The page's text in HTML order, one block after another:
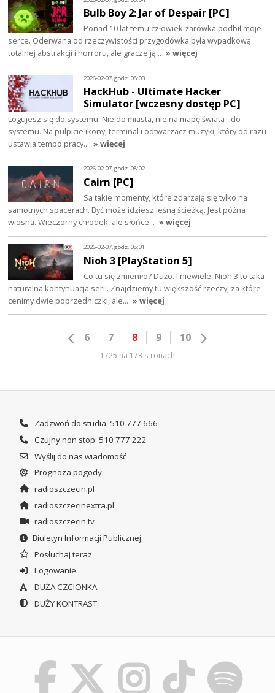
Bulb Boy 2: Jar of Despair [PC]
Ponad 10 lat temu człowiek-żarówka podbił moje
serce. Oderwana od rzeczywistości przygodówka była wypadkową
totalnej abstrakcji i horroru, ale gracze ją… » więcej
2026-02-07, godz. 08:03
HackHub - Ultimate Hacker
Simulator [wczesny dostęp PC]
Logujesz się do systemu. Nie do miasta, nie na mapę świata - do
systemu. Na pulpicie ikony, terminal i odtwarzacz muzyki, który od razu
ustawia tempo pracy… » więcej
2026-02-07, godz. 08:02
Cairn [PC]
Są takie momenty, które zdarzają się tylko na
samotnych spacerach. Być może idziesz leśną ścieżką. Jest późna
wiosna. Wieczorny chłodek, ale słońce… » więcej
2026-02-07, godz. 08:01
Nioh 3 [PlayStation 5]
Co tu się zmieniło? Dużo. I niewiele. Nioh 3 to taka
naturalna kontynuacja serii. Znajdziemy tu większość rzeczy, za które
cenimy dwie poprzedniczki, ale… » więcej
6 7 8 9 10
1725 na 173 stronach
Zadzwoń do studia: 510 777 666
Czujny non stop: 510 777 222
Wyślij do nas wiadomość
Prognoza pogody
radioszczecin.pl
radioszczecinextra.pl
radioszczecin.tv
Biuletyn Informacji Publicznej
Posłuchaj teraz
Logowanie
DUŻA CZCIONKA
DUŻY KONTRAST